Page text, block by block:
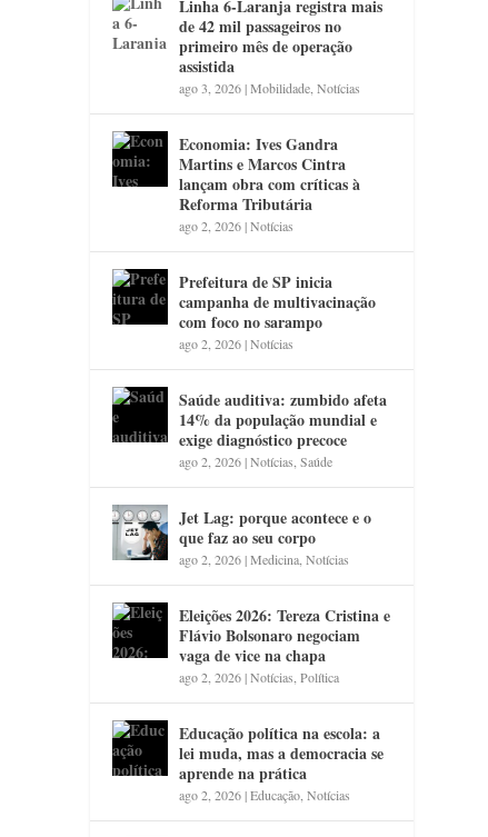
Linha 6-Laranja registra mais
de 42 mil passageiros no
primeiro mês de operação
assistida
ago 3, 2026|Mobilidade ,Notícias
Economia: Ives Gandra
Martins e Marcos Cintra
lançam obra com críticas à
Reforma Tributária
ago 2, 2026|Notícias
Prefeitura de SP inicia
campanha de multivacinação
com foco no sarampo
ago 2, 2026|Notícias
Saúde auditiva: zumbido afeta
14% da população mundial e
exige diagnóstico precoce
ago 2, 2026|Notícias ,Saúde
Jet Lag: porque acontece e o
que faz ao seu corpo
ago 2, 2026|Medicina ,Notícias
Eleições 2026: Tereza Cristina e
Flávio Bolsonaro negociam
vaga de vice na chapa
ago 2, 2026|Notícias ,Política
Educação política na escola: a
lei muda, mas a democracia se
aprende na prática
ago 2, 2026|Educação ,Notícias